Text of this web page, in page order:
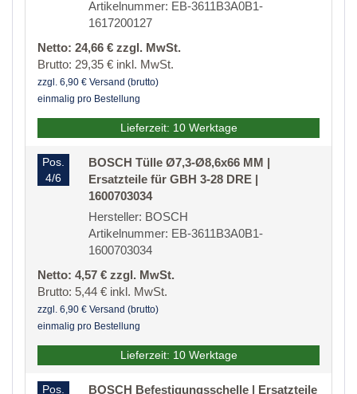
Artikelnummer: EB-3611B3A0B1-
1617200127
Netto: 24,66 € zzgl. MwSt.
Brutto: 29,35 € inkl. MwSt.
zzgl. 6,90 € Versand (brutto)
einmalig pro Bestellung
Lieferzeit: 10 Werktage
Pos.
4/6
BOSCH Tülle Ø7,3-Ø8,6x66 MM |
Ersatzteile für GBH 3-28 DRE |
1600703034
Hersteller: BOSCH
Artikelnummer: EB-3611B3A0B1-
1600703034
Netto: 4,57 € zzgl. MwSt.
Brutto: 5,44 € inkl. MwSt.
zzgl. 6,90 € Versand (brutto)
einmalig pro Bestellung
Lieferzeit: 10 Werktage
Pos.
BOSCH Befestigungsschelle | Ersatzteile